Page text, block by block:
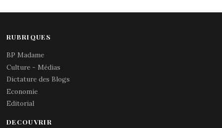
RUBRIQUES
BP Madame
Culture - Médias
Dictature des Blogs
Economie
Editorial
DECOUVRIR